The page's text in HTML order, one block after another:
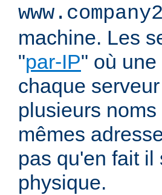
machine. Les
"par-IP" où
chaque
plusieurs
mêmes
pas qu'en fait il
physique.